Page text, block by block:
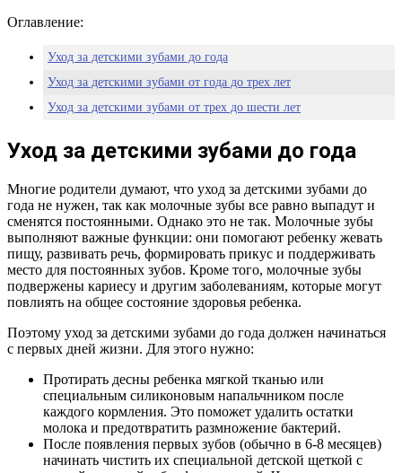
Оглавление:
Уход за детскими зубами до года
Уход за детскими зубами от года до трех лет
Уход за детскими зубами от трех до шести лет
Уход за детскими зубами до года
Многие родители думают, что уход за детскими зубами до
года не нужен, так как молочные зубы все равно выпадут и
сменятся постоянными. Однако это не так. Молочные зубы
выполняют важные функции: они помогают ребенку жевать
пищу, развивать речь, формировать прикус и поддерживать
место для постоянных зубов. Кроме того, молочные зубы
подвержены кариесу и другим заболеваниям, которые могут
повлиять на общее состояние здоровья ребенка.
Поэтому уход за детскими зубами до года должен начинаться
с первых дней жизни. Для этого нужно:
Протирать десны ребенка мягкой тканью или
специальным силиконовым напальчником после
каждого кормления. Это поможет удалить остатки
молока и предотвратить размножение бактерий.
После появления первых зубов (обычно в 6-8 месяцев)
начинать чистить их специальной детской щеткой с